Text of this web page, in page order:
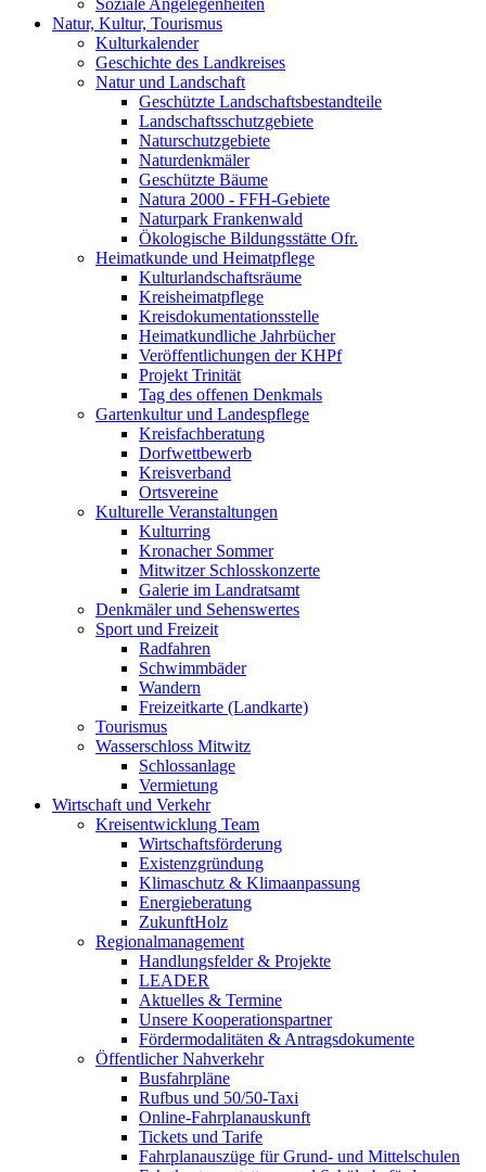
Soziale Angelegenheiten
Natur, Kultur, Tourismus
Kulturkalender
Geschichte des Landkreises
Natur und Landschaft
Geschützte Landschaftsbestandteile
Landschaftsschutzgebiete
Naturschutzgebiete
Naturdenkmäler
Geschützte Bäume
Natura 2000 - FFH-Gebiete
Naturpark Frankenwald
Ökologische Bildungsstätte Ofr.
Heimatkunde und Heimatpflege
Kulturlandschaftsräume
Kreisheimatpflege
Kreisdokumentationsstelle
Heimatkundliche Jahrbücher
Veröffentlichungen der KHPf
Projekt Trinität
Tag des offenen Denkmals
Gartenkultur und Landespflege
Kreisfachberatung
Dorfwettbewerb
Kreisverband
Ortsvereine
Kulturelle Veranstaltungen
Kulturring
Kronacher Sommer
Mitwitzer Schlosskonzerte
Galerie im Landratsamt
Denkmäler und Sehenswertes
Sport und Freizeit
Radfahren
Schwimmbäder
Wandern
Freizeitkarte (Landkarte)
Tourismus
Wasserschloss Mitwitz
Schlossanlage
Vermietung
Wirtschaft und Verkehr
Kreisentwicklung Team
Wirtschaftsförderung
Existenzgründung
Klimaschutz & Klimaanpassung
Energieberatung
ZukunftHolz
Regionalmanagement
Handlungsfelder & Projekte
LEADER
Aktuelles & Termine
Unsere Kooperationspartner
Fördermodalitäten & Antragsdokumente
Öffentlicher Nahverkehr
Busfahrpläne
Rufbus und 50/50-Taxi
Online-Fahrplanauskunft
Tickets und Tarife
Fahrplanauszüge für Grund- und Mittelschulen